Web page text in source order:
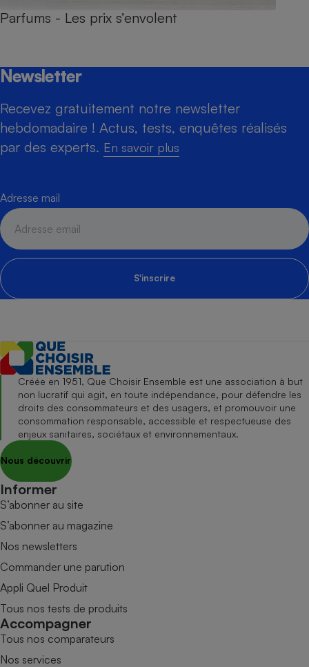
Parfums - Les prix s’envolent
Newsletter
Recevez gratuitement notre newsletter
hebdomadaire ! Actus, tests, enquêtes réalisés
par des experts. En savoir plus
Adresse mail
S'inscrire
Créée en 1951, Que Choisir Ensemble est une association à but
non lucratif qui agit, en toute indépendance, pour défendre les
droits des consommateurs et des usagers, et promouvoir une
consommation responsable, accessible et respectueuse des
enjeux sanitaires, sociétaux et environnementaux.
Nous découvrir
Informer
S’abonner au site
S’abonner au magazine
Nos newsletters
Commander une parution
Appli Quel Produit
Tous nos tests de produits
Accompagner
Tous nos comparateurs
Nos services